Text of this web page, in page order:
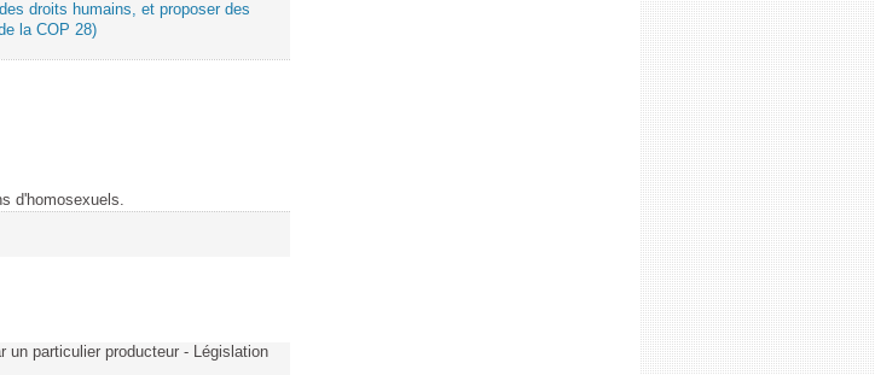
droits humains, et proposer des
la COP 28)
d'homosexuels.
un particulier producteur - Législation